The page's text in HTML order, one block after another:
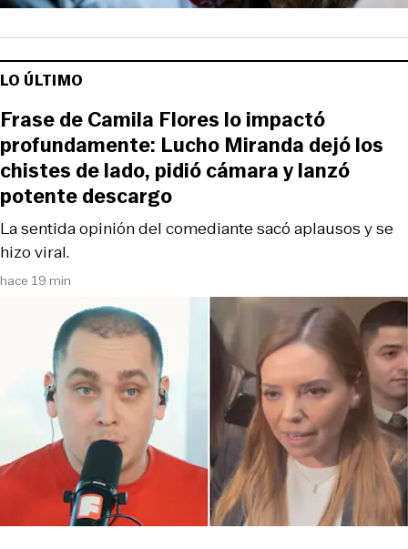
LO ÚLTIMO
hace 19 min
La sentida opinión del comediante sacó aplausos y se
hizo viral.
Frase de Camila Flores lo impactó
profundamente: Lucho Miranda dejó los
chistes de lado, pidió cámara y lanzó
potente descargo